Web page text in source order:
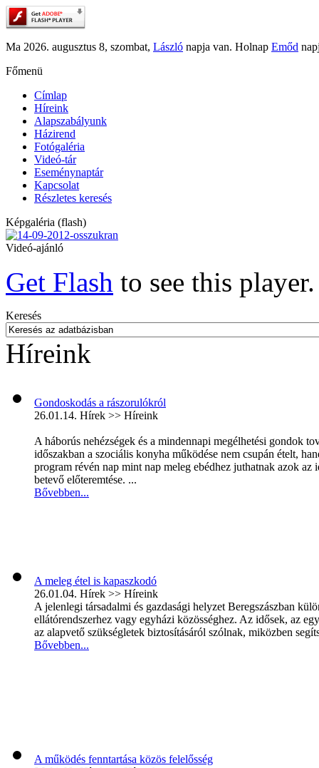
Ma 2026. augusztus 8, szombat, László napja van. Holnap Emőd
Főmenü
Címlap
Híreink
Alapszabályunk
Házirend
Fotógaléria
Videó-tár
Eseménynaptár
Kapcsolat
Részletes keresés
Képgaléria (flash)
Videó-ajánló
Get Flash to see this player.
Keresés
Híreink
Gondoskodás a rászorulókról
26.01.14. Hírek >> Híreink
A háborús nehézségek és a mindennapi megélhetési gondok
időszakban a szociális konyha működése nem csupán ételt,
program révén nap mint nap meleg ebédhez juthatnak azok
betevő előteremtése. ...
Bővebben...
A meleg étel is kapaszkodó
26.01.04. Hírek >> Híreink
A jelenlegi társadalmi és gazdasági helyzet Beregszászban
ellátórendszerhez vagy egyházi közösséghez. Az idősek, az
az alapvető szükségletek biztosításáról szólnak, miközben
Bővebben...
A működés fenntartása közös felelősség